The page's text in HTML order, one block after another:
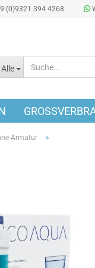
(0)9321 394 4268
Alle
Armatur »